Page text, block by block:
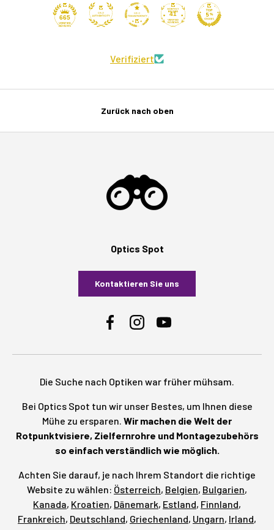
665
41
Verifiziert
Zurück nach oben
Optics Spot
Kontaktieren Sie uns
FacebookInstagramYouTube
Die Suche nach Optiken war früher mühsam.
Bei Optics Spot tun wir unser Bestes, um Ihnen diese
Mühe zu ersparen. Wir machen die Welt der
Rotpunktvisiere, Zielfernrohre und Montagezubehörs
so einfach verständlich wie möglich.
Achten Sie darauf, je nach Ihrem Standort die richtige
Website zu wählen: Österreich, Belgien, Bulgarien,
Kanada, Kroatien, Dänemark, Estland, Finnland,
Frankreich, Deutschland, Griechenland, Ungarn, Irland,